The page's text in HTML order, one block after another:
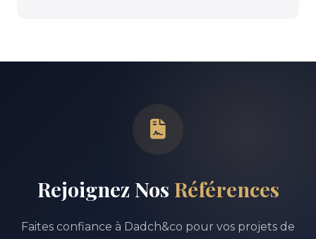
Rejoignez Nos Références
Faites confiance à Dadch&co pour vos projets de